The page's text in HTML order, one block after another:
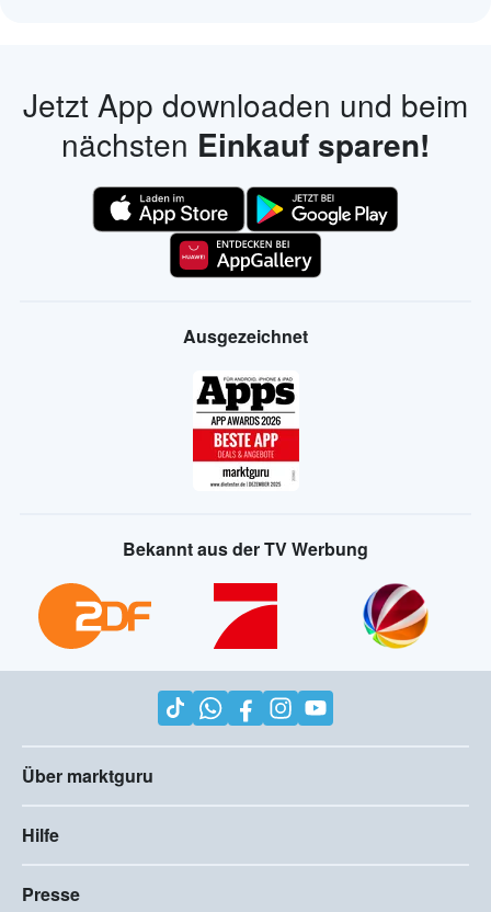
Jetzt App downloaden und beim
nächsten Einkauf sparen!
Ausgezeichnet
Bekannt aus der TV Werbung
Über marktguru
Hilfe
Presse